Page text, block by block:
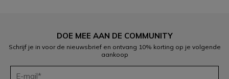
DOE MEE AAN DE COMMUNITY
Schrijf je in voor de nieuwsbrief en ontvang 10% korting op je volgende
aankoop